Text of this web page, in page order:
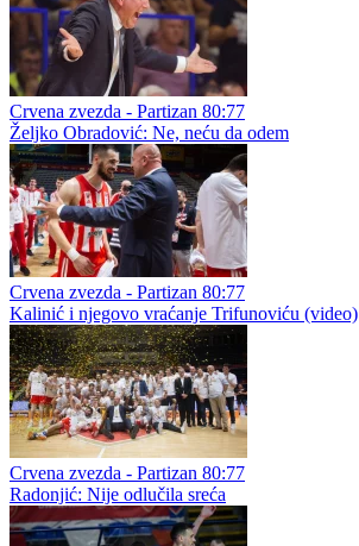
Crvena zvezda - Partizan 80:77
Željko Obradović: Ne, neću da odem
Crvena zvezda - Partizan 80:77
Kalinić i njegovo vraćanje Trifunoviću (video)
Crvena zvezda - Partizan 80:77
Radonjić: Nije odlučila sreća